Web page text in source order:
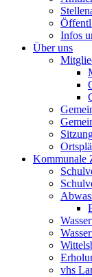
Infos
Über uns
Kommunale
vhs